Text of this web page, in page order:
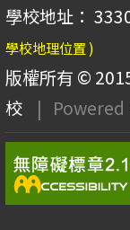
學校地址：
學校地理位置 )
版權所有 ©
校
| Powered